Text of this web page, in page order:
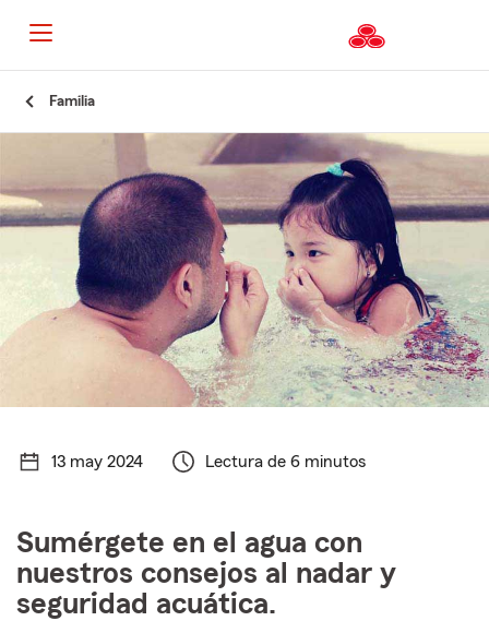
Familia
13 may 2024 Lectura de 6 minutos
Sumérgete en el agua con
nuestros consejos al nadar y
seguridad acuática.